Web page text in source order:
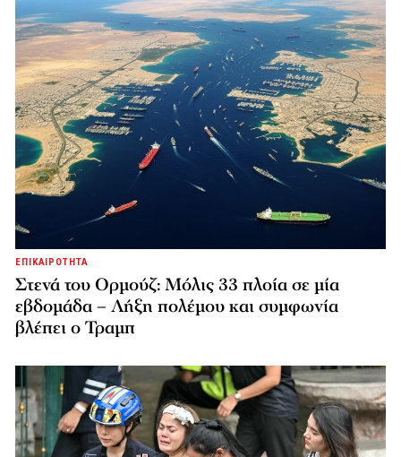
ΕΠΙΚΑΙΡΟΤΗΤΑ
Στενά του Ορμούζ: Μόλις 33 πλοία σε μία
εβδομάδα – Λήξη πολέμου και συμφωνία
βλέπει ο Τραμπ